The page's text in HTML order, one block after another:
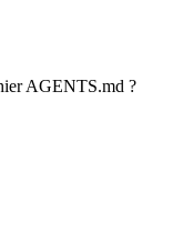
AGENTS.md ?